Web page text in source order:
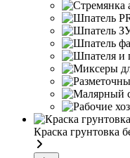
Краска грунтовка